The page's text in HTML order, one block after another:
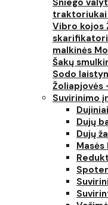
Sniego
traktoriukai
Vibro kojos
malkinės
Šakų
Sodo
Žoliapjovės
Suvirinimo
Dujų
Dujų